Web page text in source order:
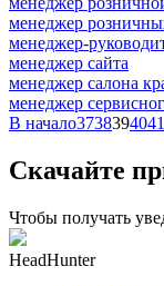
менеджер
менеджер-
менеджер сайта
менеджер салона
менеджер
В начало3738394041
Скачайте
Чтобы получать
HeadHunter